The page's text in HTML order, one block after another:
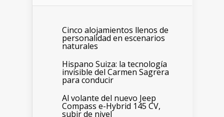
Cinco alojamientos llenos de
personalidad en escenarios
naturales
Hispano Suiza: la tecnología
invisible del Carmen Sagrera
para conducir
Al volante del nuevo Jeep
Compass e-Hybrid 145 CV,
subir de nivel